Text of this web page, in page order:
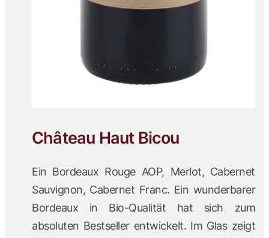
Château Haut Bicou
Ein Bordeaux Rouge AOP, Merlot, Cabernet
Sauvignon, Cabernet Franc. Ein wunderbarer
Bordeaux in Bio-Qualität hat sich zum
absoluten Bestseller entwickelt. Im Glas zeigt